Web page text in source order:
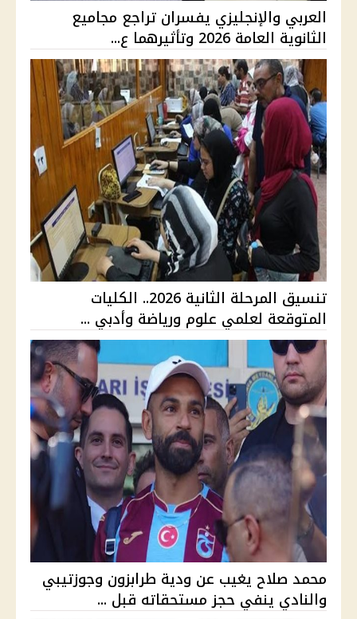
العربي والإنجليزي يفسران تراجع مجاميع
الثانوية العامة 2026 وتأثيرهما ع...
تنسيق المرحلة الثانية 2026.. الكليات
المتوقعة لعلمي علوم ورياضة وأدبي ...
محمد صلاح يغيب عن ودية طرابزون وجوزتيبي
والنادي ينفي حجز مستحقاته قبل ...